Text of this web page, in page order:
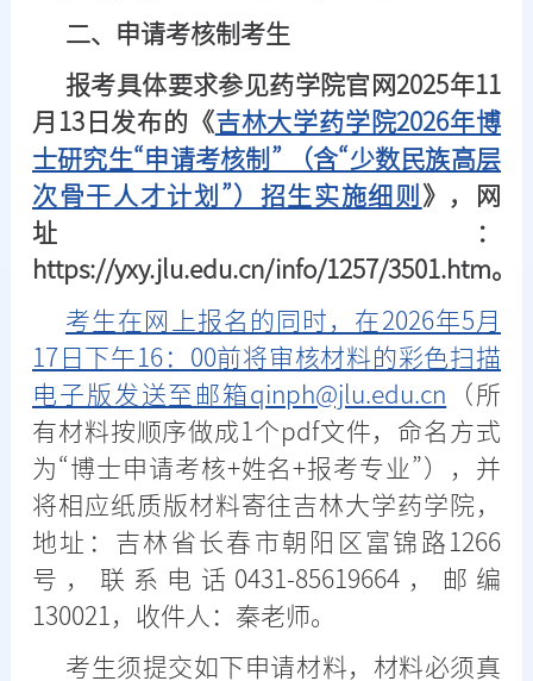
二、申请考核制考生
报考具体要求参见药学院官网2025年11
月13日发布的《吉林大学药学院2026年博
士研究生“申请考核制” （含“少数民族高层
次骨干人才计划”）招生实施细则 》，网
址：
https://yxy.jlu.edu.cn/info/1257/3501.htm。
考生在网上报名的同时，在2026年5月
17日下午16：00前将审核材料的彩色扫描
电子版发送至邮箱qinph@jlu.edu.cn （所
有材料按顺序做成1个pdf文件，命名方式
为“博士申请考核+姓名+报考专业”），并
将相应纸质版材料寄往吉林大学药学院，
地址：吉林省长春市朝阳区富锦路1266
号，联系电话0431-85619664，邮编
130021，收件人：秦老师。
考生须提交如下申请材料，材料必须真